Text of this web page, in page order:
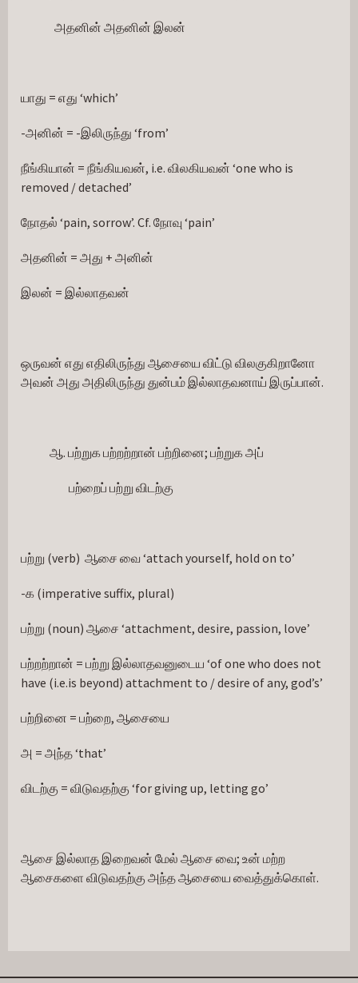
அதனின் அதனின் இலன்
யாது = எது ‘which’
-அனின் = -இலிருந்து ‘from’
நீங்கியான் = நீங்கியவன், i.e. விலகியவன் ‘one who is
removed / detached’
நோதல் ‘pain, sorrow’. Cf. நோவு ‘pain’
அதனின் = அது + அனின்
இலன் = இல்லாதவன்
ஒருவன் எது எதிலிருந்து ஆசையை விட்டு விலகுகிறானோ
அவன் அது அதிலிருந்து துன்பம் இல்லாதவனாய் இருப்பான்.
ஆ. பற்றுக பற்றற்றான் பற்றினை; பற்றுக அப்
பற்றைப் பற்று விடற்கு
பற்று (verb)  ஆசை வை ‘attach yourself, hold on to’
-க (imperative suffix, plural)
பற்று (noun) ஆசை ‘attachment, desire, passion, love’
பற்றற்றான் = பற்று இல்லாதவனுடைய ‘of one who does not
have (i.e.is beyond) attachment to / desire of any, god’s’
பற்றினை = பற்றை, ஆசையை
அ = அந்த ‘that’
விடற்கு = விடுவதற்கு ‘for giving up, letting go’
ஆசை இல்லாத இறைவன் மேல் ஆசை வை; உன் மற்ற
ஆசைகளை விடுவதற்கு அந்த ஆசையை வைத்துக்கொள்.